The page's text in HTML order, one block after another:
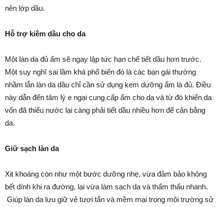
nên lớp dầu.
Hỗ trợ kiềm dầu cho da
Một làn da đủ ẩm sẽ ngay lập tức hạn chế tiết dầu hơn trước.
Một suy nghĩ sai lầm khá phổ biến đó là các bạn gái thường
nhầm lẫn làn da dầu chỉ cần sử dụng kem dưỡng ẩm là đủ. Điều
này dẫn đến tâm lý e ngại cung cấp ẩm cho da và từ đó khiến da
vốn đã thiếu nước lại càng phải tiết dầu nhiều hơn để cân bằng
da.
Giữ sạch làn da
Xịt khoáng còn như một bước dưỡng nhẹ, vừa đảm bảo không
bết dính khi ra đường, lại vừa làm sạch da và thẩm thấu nhanh.
Giúp làn da lưu giữ vẻ tươi tắn và mềm mại trong môi trường sử